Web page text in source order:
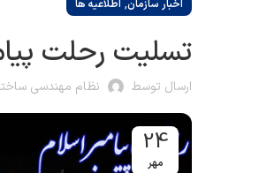
اخبار سازمان, اطلاعیه ها
تسلیت رحلت
ارسال توسط نظام مهندسی
24
مهر